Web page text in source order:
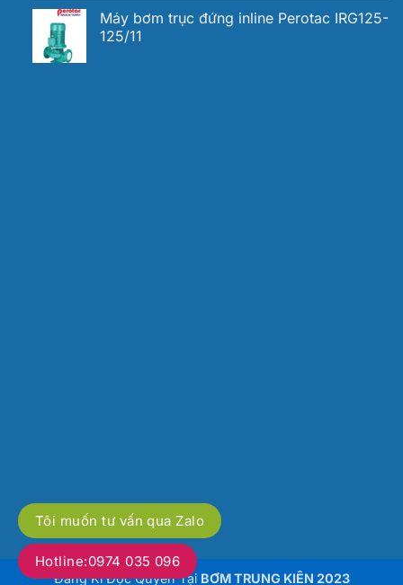
Máy bơm trục đứng inline Perotac IRG125-
125/11
Đăng Kí Độc Quyền Tại BƠM TRUNG KIÊN 2023
Tôi muốn tư vấn qua Zalo
Hotline:0974 035 096